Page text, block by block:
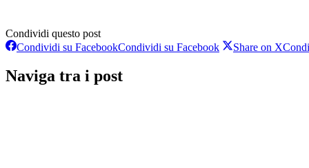
Condividi questo post
Condividi su FacebookCondividi su Facebook Share on X
Naviga tra i post